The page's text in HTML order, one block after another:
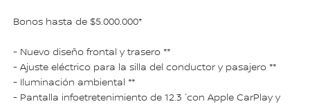
Bonos hasta de $5.000.000*
- Nuevo diseño frontal y trasero **
- Ajuste eléctrico para la silla del conductor y pasajero **
- Iluminación ambiental **
- Pantalla infoetretenimiento de 12.3 `con Apple CarPlay y